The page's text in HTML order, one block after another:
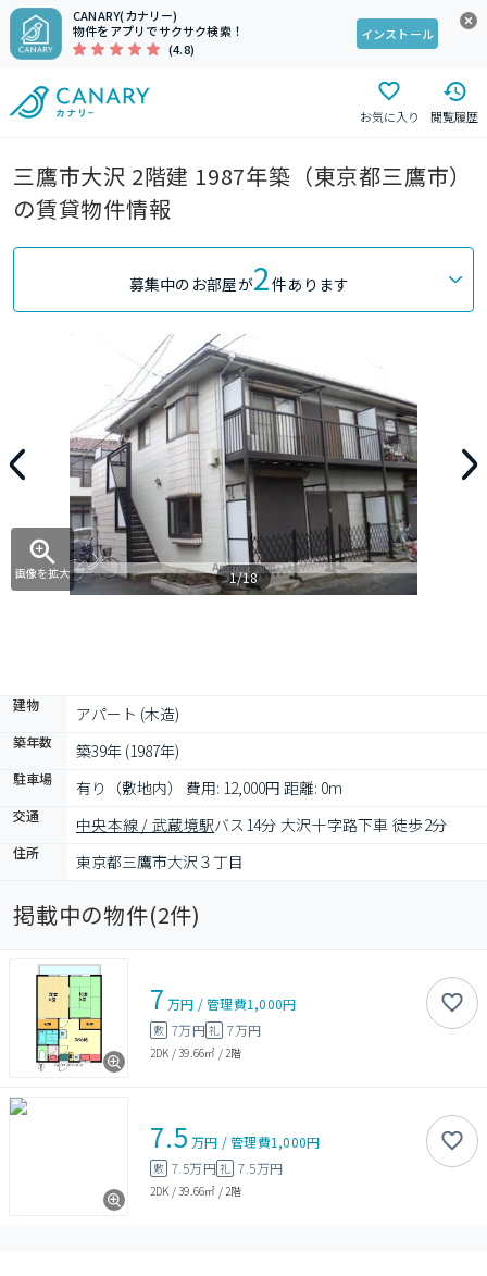
CANARY(カナリー)
物件をアプリでサクサク検索！
(4.8)
インストール
お気に入り 閲覧履歴
三鷹市大沢 2階建 1987年築（東京都三鷹市）
の賃貸物件情報
募集中のお部屋が2件あります
画像を拡大 1/18
建物 アパート (木造)
築年数 築39年 (1987年)
駐車場 有り（敷地内） 費用: 12,000円 距離: 0m
交通 中央本線 / 武蔵境駅バス14分 大沢十字路下車 徒歩2分
住所 東京都三鷹市大沢３丁目
掲載中の物件(2件)
7 万円 /管理費1,000円
敷 7万円礼 7万円
2DK /39.66㎡ / 2階
7.5 万円 /管理費1,000円
敷 7.5万円礼 7.5万円
2DK /39.66㎡ / 2階